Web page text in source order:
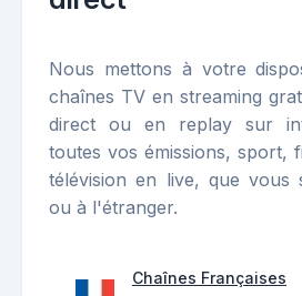
Nous mettons à votre
chaînes TV en streaming
direct ou en replay sur
toutes vos émissions, sport,
télévision en live, que vous
ou à l'étranger.
Chaînes Françaises